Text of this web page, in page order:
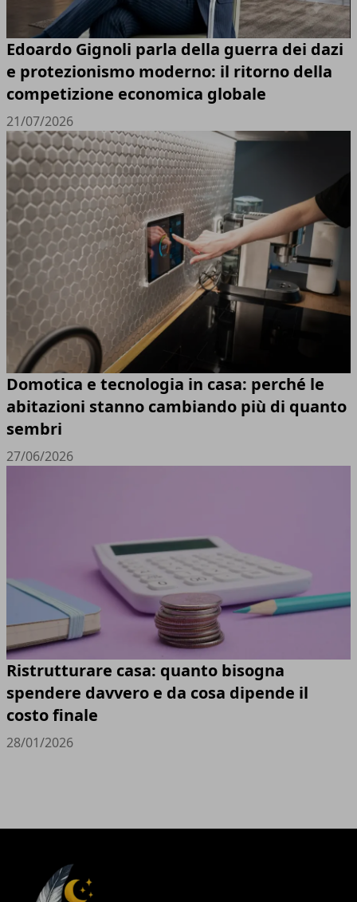
Edoardo Gignoli parla della guerra dei dazi
e protezionismo moderno: il ritorno della
competizione economica globale
21/07/2026
Domotica e tecnologia in casa: perché le
abitazioni stanno cambiando più di quanto
sembri
27/06/2026
Ristrutturare casa: quanto bisogna
spendere davvero e da cosa dipende il
costo finale
28/01/2026